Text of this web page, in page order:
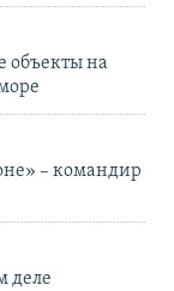
объекты на
– командир
деле